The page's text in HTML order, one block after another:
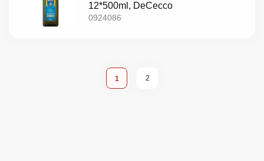
12*500ml, DeCecco
0924086
Page
You're currently reading page
1 Page
2